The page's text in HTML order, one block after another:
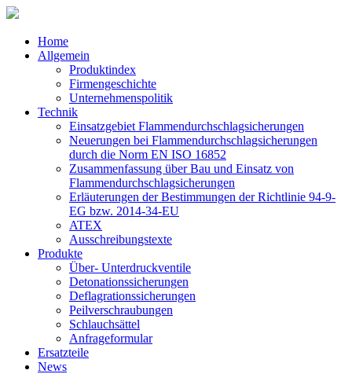
Home
Allgemein
Produktindex
Firmengeschichte
Unternehmenspolitik
Technik
Einsatzgebiet Flammendurchschlagsicherungen
Neuerungen bei Flammendurchschlagsicherungen
durch die Norm EN ISO 16852
Zusammenfassung über Bau und Einsatz von
Flammendurchschlagsicherungen
Erläuterungen der Bestimmungen der Richtlinie 94-9-
EG bzw. 2014-34-EU
ATEX
Ausschreibungstexte
Produkte
Über- Unterdruckventile
Detonationssicherungen
Deflagrationssicherungen
Peilverschraubungen
Schlauchsättel
Anfrageformular
Ersatzteile
News